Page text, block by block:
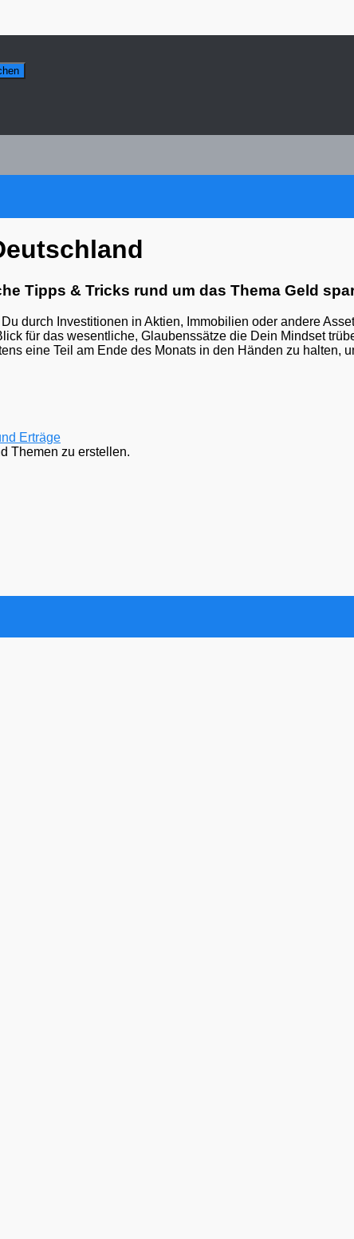
Tipps & Tricks rund um das Thema Geld
durch Investitionen in Aktien, Immobilien oder andere
für das wesentliche, Glaubenssätze die Dein Mindset
eine Teil am Ende des Monats in den Händen zu halten,
Erträge
Themen zu erstellen.